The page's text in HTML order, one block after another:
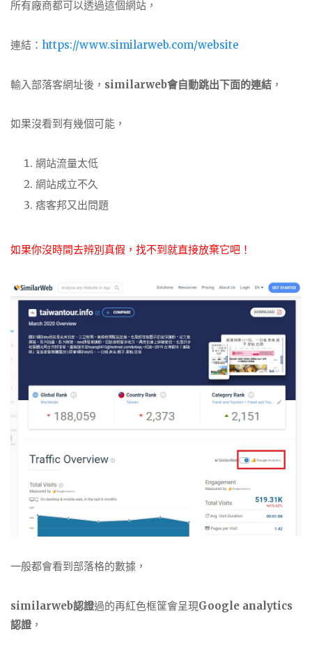
所有廠商都可以透過這個網站，
連結： https://www.similarweb.com/website
輸入部落客網址後， similarweb會自動跳出下面的連結 ，
如果沒看到有幾個可能，
網站流量太低
網站成立不久
痞客邦又出問題
如果你沒時間去辨別真假，找不到就直接放棄它吧！
一般都會看到部落格的數據，
similarweb認證過的再紅色框筐會呈現Google analytics
認證，